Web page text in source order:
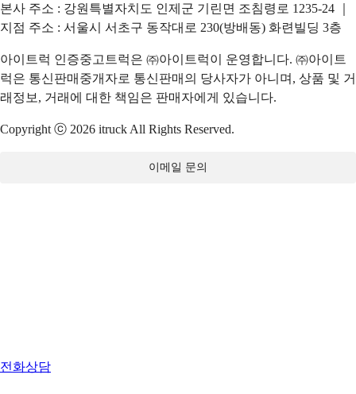
본사 주소 : 강원특별자치도 인제군 기린면 조침령로 1235-24 ｜
지점 주소 : 서울시 서초구 동작대로 230(방배동) 화련빌딩 3층
아이트럭 인증중고트럭은 ㈜아이트럭이 운영합니다. ㈜아이트
럭은 통신판매중개자로 통신판매의 당사자가 아니며, 상품 및 거
래정보, 거래에 대한 책임은 판매자에게 있습니다.
Copyright ⓒ 2026 itruck All Rights Reserved.
이메일 문의
전화상담